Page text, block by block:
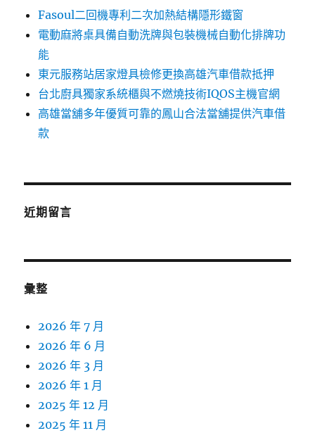
Fasoul二回機專利二次加熱結構隱形鐵窗
電動麻將桌具備自動洗牌與包裝機械自動化排牌功
能
東元服務站居家燈具檢修更換高雄汽車借款抵押
台北廚具獨家系統櫃與不燃燒技術IQOS主機官網
高雄當舖多年優質可靠的鳳山合法當舖提供汽車借
款
近期留言
彙整
2026 年 7 月
2026 年 6 月
2026 年 3 月
2026 年 1 月
2025 年 12 月
2025 年 11 月